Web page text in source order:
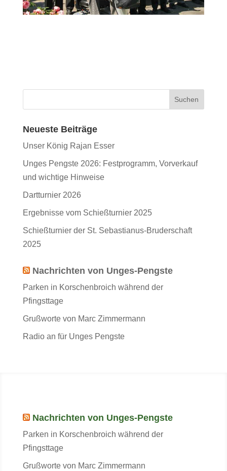
Neueste Beiträge
Unser König Rajan Esser
Unges Pengste 2026: Festprogramm, Vorverkauf
und wichtige Hinweise
Dartturnier 2026
Ergebnisse vom Schießturnier 2025
Schießturnier der St. Sebastianus-Bruderschaft
2025
Nachrichten von Unges-Pengste
Parken in Korschenbroich während der
Pfingsttage
Grußworte von Marc Zimmermann
Radio an für Unges Pengste
Nachrichten von Unges-Pengste
Parken in Korschenbroich während der
Pfingsttage
Grußworte von Marc Zimmermann